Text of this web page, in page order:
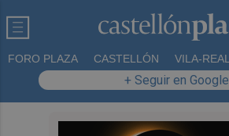
FORO PLAZA CASTELLÓN VILA-REAL
+ Seguir en Google